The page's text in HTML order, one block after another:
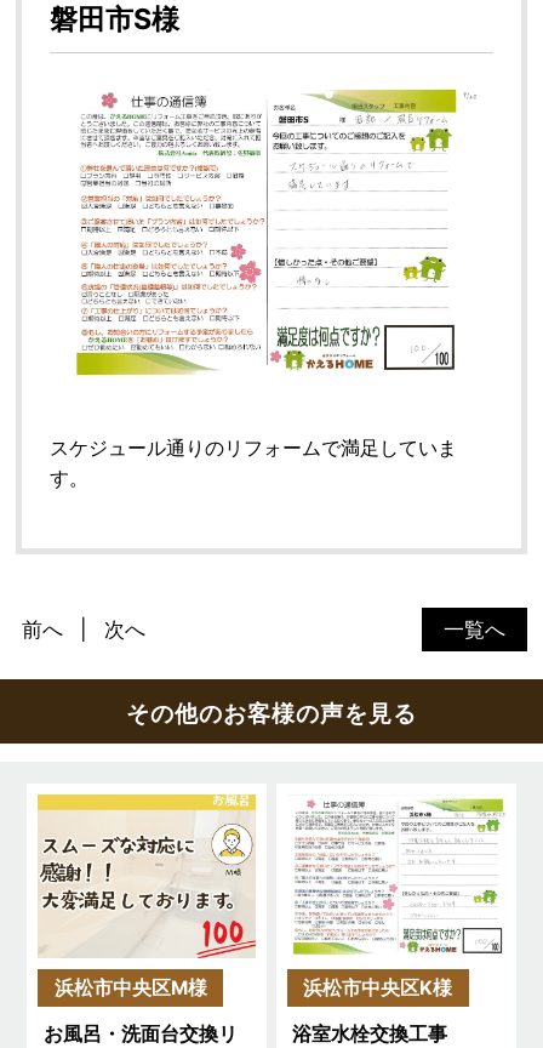
磐田市S様
スケジュール通りのリフォームで満足していま
す。
一覧へ
前へ 次へ
その他のお客様の声を見る
浜松市中央区M様
お風呂・洗面台交換リ
浜松市中央区K様
浴室水栓交換工事